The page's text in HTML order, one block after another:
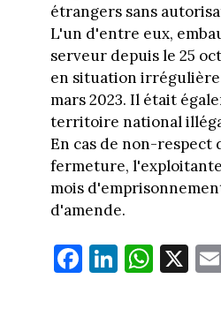
étrangers sans
L'un d'entre eux,
serveur depuis le 25
en situation irrégulière
mars 2023. Il était
territoire national
En cas de non-respect
fermeture,
mois
d'amende.
Fa
ce
Li
nk
W
ha
X